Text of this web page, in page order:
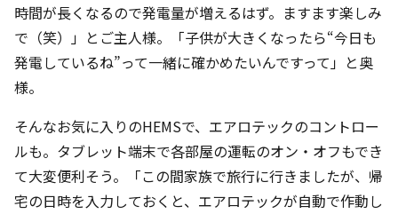
時間が長くなるので発電量が増えるはず。ますます楽しみ
で（笑）」とご主人様。「子供が大きくなったら“今日も
発電しているね”って一緒に確かめたいんですって」と奥
様。
そんなお気に入りのHEMSで、エアロテックのコントロー
ルも。タブレット端末で各部屋の運転のオン・オフもでき
て大変便利そう。「この間家族で旅行に行きましたが、帰
宅の日時を入力しておくと、エアロテックが自動で作動し